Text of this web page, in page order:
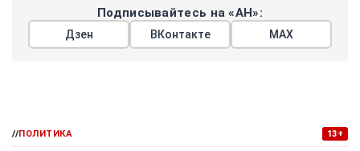
Подписывайтесь на «АН»:
Дзен ВКонтакте МАХ
//ПОЛИТИКА 13+